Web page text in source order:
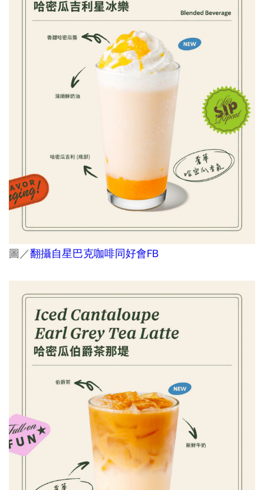
圖／翻攝自星巴克咖啡同好會FB